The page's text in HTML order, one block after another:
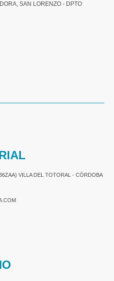
SAN LORENZO - DPTO
VILLA DEL TOTORAL - CÓRDOBA